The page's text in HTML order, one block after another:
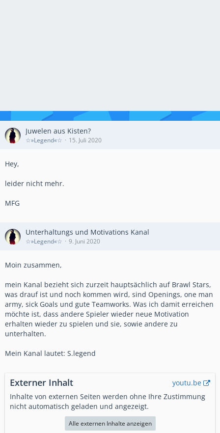
Juwelen aus Kisten?
☆»Legend«☆ 15. Juli 2020
Hey,
leider nicht mehr.
MFG
Unterhaltungs und Motivations Kanal
☆»Legend«☆ 9. Juni 2020
Moin zusammen,
mein Kanal bezieht sich zurzeit hauptsächlich auf Brawl Stars,
was drauf ist und noch kommen wird, sind Openings, one man
army, sick Goals und gute Teamworks. Was ich damit erreichen
möchte ist, dass andere Spieler wieder neue Motivation
erhalten wieder zu spielen und sie, sowie andere zu
unterhalten.
Mein Kanal lautet: S.legend
Externer Inhalt
youtu.be
Inhalte von externen Seiten werden ohne Ihre Zustimmung
nicht automatisch geladen und angezeigt.
Alle externen Inhalte anzeigen